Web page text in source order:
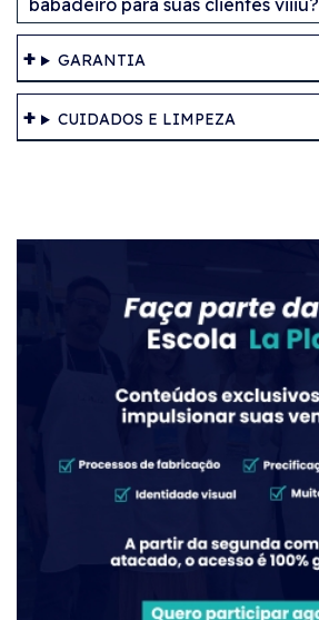
babadeiro para suas clientes viiiu?
GARANTIA
CUIDADOS E LIMPEZA